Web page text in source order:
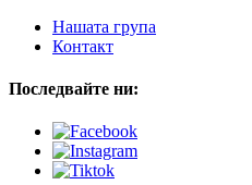
Нашата група
Контакт
Последвайте ни: